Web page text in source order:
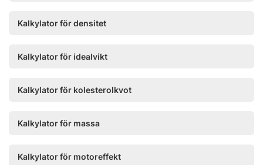
Kalkylator för densitet
Kalkylator för idealvikt
Kalkylator för kolesterolkvot
Kalkylator för massa
Kalkylator för motoreffekt